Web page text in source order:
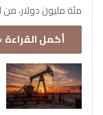
مئة مليون دولار،
أكمل القراءة